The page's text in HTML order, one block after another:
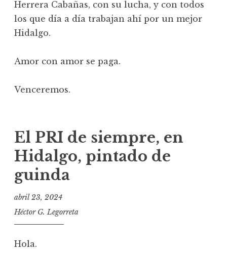
Herrera Cabañas, con su lucha, y con todos
los que día a día trabajan ahí por un mejor
Hidalgo.
Amor con amor se paga.
Venceremos.
El PRI de siempre, en
Hidalgo, pintado de
guinda
abril 23, 2024
Héctor G. Legorreta
Hola.